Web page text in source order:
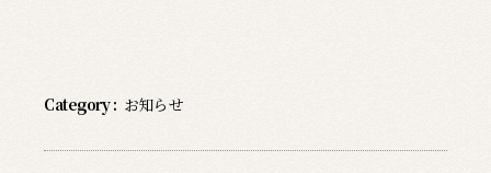
Category : お知らせ